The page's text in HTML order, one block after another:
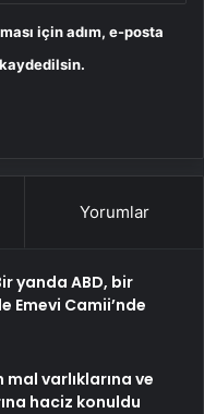
için adım, e-posta
Yorumlar
yanda ABD, bir
Emevi Camii’nde
mal varlıklarına ve
haciz konuldu